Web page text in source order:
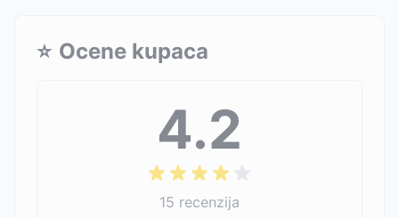
⭐ Ocene kupaca
4.2
15 recenzija